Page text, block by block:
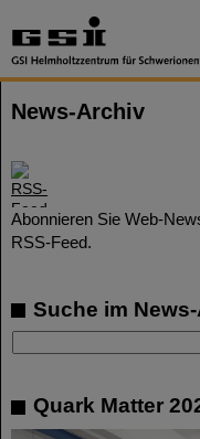
News-Archiv
Abonnieren Sie Web-
RSS-Feed.
Suche im
Quark Matter